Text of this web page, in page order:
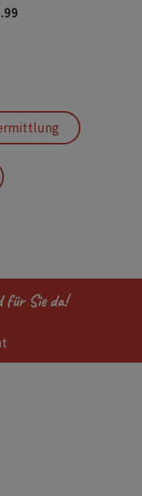
für Sie da!